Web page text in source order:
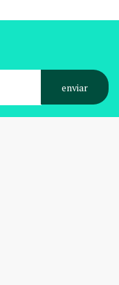
enviar